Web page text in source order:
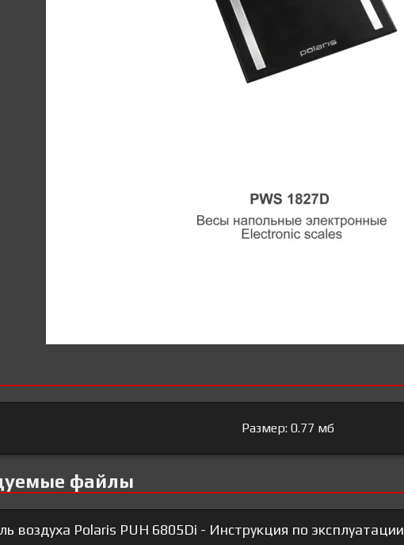
Размер: 0.77 мб
файлы
воздуха Polaris PUH 6805Di - Инструкция по эксплуатации